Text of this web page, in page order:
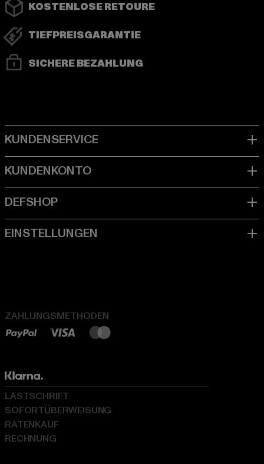
KOSTENLOSE RETOURE
TIEFPREISGARANTIE
SICHERE BEZAHLUNG
ZAHLUNGSMETHODEN
LASTSCHRIFT
SOFORTÜBERWEISUNG
RATENKAUF
RECHNUNG